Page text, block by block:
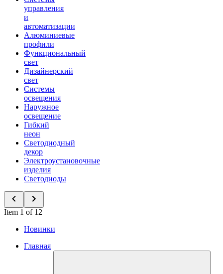
управления
и
автоматизации
Алюминиевые
профили
Функциональный
свет
Дизайнерский
свет
Системы
освещения
Наружное
освещение
Гибкий
неон
Светодиодный
декор
Электроустановочные
изделия
Светодиоды
Item 1 of 12
Новинки
Главная